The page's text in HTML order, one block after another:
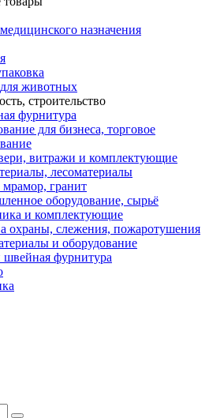
назначения
животных
строительство
фурнитура
для бизнеса, торговое
витражи и комплектующие
лесоматериалы
гранит
оборудование, сырьё
и комплектующие
охраны, слежения, пожаротушения
и оборудование
фурнитура